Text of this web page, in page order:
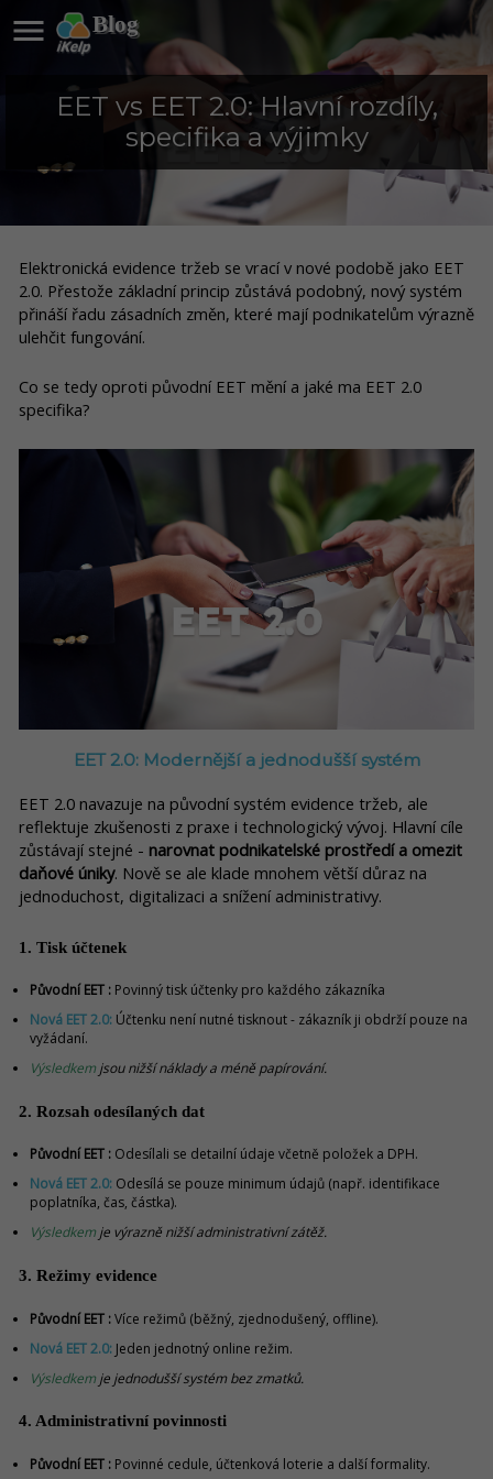
Blog

EET vs EET 2.0: Hlavní rozdíly,
specifika a výjimky
Elektronická evidence tržeb se vrací v nové podobě jako EET
2.0. Přestože základní princip zůstává podobný, nový systém
přináší řadu zásadních změn, které mají podnikatelům výrazně
ulehčit fungování.
Co se tedy oproti původní EET mění a jaké ma EET 2.0
specifika?
EET 2.0: Modernější a jednodušší systém
EET 2.0 navazuje na původní systém evidence tržeb, ale
reflektuje zkušenosti z praxe i technologický vývoj. Hlavní cíle
zůstávají stejné - narovnat podnikatelské prostředí a omezit
daňové úniky. Nově se ale klade mnohem větší důraz na
jednoduchost, digitalizaci a snížení administrativy.
1. Tisk účtenek
Původní EET : Povinný tisk účtenky pro každého zákazníka
Nová EET 2.0: Účtenku není nutné tisknout - zákazník ji obdrží pouze na
vyžádaní.
Výsledkem jsou nižší náklady a méně papírování.
2. Rozsah odesílaných dat
Původní EET : Odesílali se detailní údaje včetně položek a DPH.
Nová EET 2.0: Odesílá se pouze minimum údajů (např. identifikace
poplatníka, čas, částka).
Výsledkem je výrazně nižší administrativní zátěž.
3. Režimy evidence
Původní EET :Více režimů (běžný, zjednodušený, offline).
Nová EET 2.0: Jeden jednotný online režim.
Výsledkem je jednodušší systém bez zmatků.
4. Administrativní povinnosti
Původní EET : Povinné cedule, účtenková loterie a další formality.